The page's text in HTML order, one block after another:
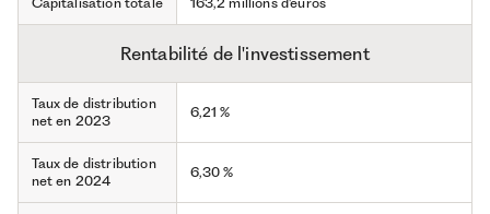
Rentabilité de l'investissement
Taux de distribution
net en 2023
6,21 %
Taux de distribution
net en 2024
6,30 %